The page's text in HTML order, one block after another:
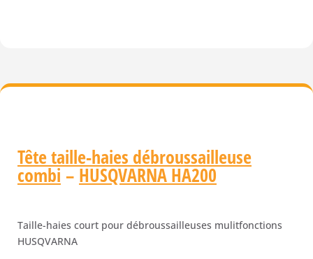
HA200
Tête taille-haies débroussailleuse
combi–HUSQVARNA HA200
Taille-haies court pour débroussailleuses mulitfonctions
HUSQVARNA